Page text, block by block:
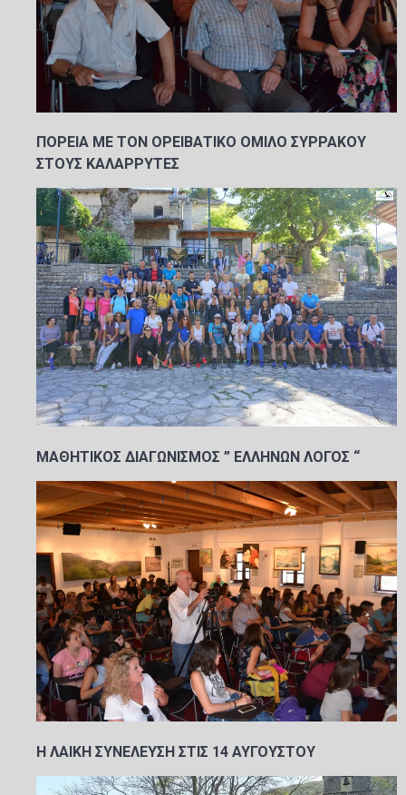
ΠΟΡΕΙΑ ΜΕ ΤΟΝ ΟΡΕΙΒΑΤΙΚΟ ΟΜΙΛΟ ΣΥΡΡΑΚΟΥ
ΣΤΟΥΣ ΚΑΛΑΡΡΥΤΕΣ
ΜΑΘΗΤΙΚΟΣ ΔΙΑΓΩΝΙΣΜΟΣ ” ΕΛΛΗΝΩΝ ΛΟΓΟΣ “
Η ΛΑΙΚΗ ΣΥΝΕΛΕΥΣΗ ΣΤΙΣ 14 ΑΥΓΟΥΣΤΟΥ